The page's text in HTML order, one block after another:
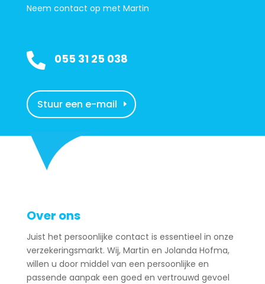
Neem contact op met Martin
 055 31 25 038
Stuur een e-mail
Over ons
Juist het persoonlijke contact is essentieel in onze
verzekeringsmarkt. Wij, Martin en Jolanda Hofma,
willen u door middel van een persoonlijke en
passende aanpak een goed en vertrouwd gevoel